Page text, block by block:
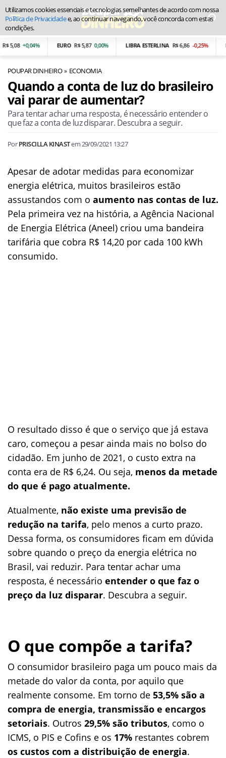
5,08 +0,04% EURO R$ 5,87 0,00% LIBRA ESTERLINA R$ 6,86 -0,25%
POUPAR DINHEIRO ECONOMIA
Quando a conta de luz do brasileiro
vai parar de aumentar?
Para tentar achar uma resposta, é necessário entender o
que faz a conta de luz disparar. Descubra a seguir.
PorPRISCILLA KINASTem29/09/2021 13:27
Apesar de adotar medidas para economizar
energia elétrica, muitos brasileiros estão
assustandos com o aumento nas contas de luz.
Pela primeira vez na história, a Agência Nacional
de Energia Elétrica (Aneel) criou uma bandeira
tarifária que cobra R$ 14,20 por cada 100 kWh
consumido.
O resultado disso é que o serviço que já estava
caro, começou a pesar ainda mais no bolso do
cidadão. Em junho de 2021, o custo extra na
conta era de R$ 6,24. Ou seja, menos da metade
do que é pago atualmente.
Atualmente, não existe uma previsão de
redução na tarifa, pelo menos a curto prazo.
Dessa forma, os consumidores ficam em dúvida
sobre quando o preço da energia elétrica no
Brasil, vai reduzir. Para tentar achar uma
resposta, é necessário entender o que faz o
preço da luz disparar. Descubra a seguir.
O que compõe a tarifa?
O consumidor brasileiro paga um pouco mais da
metade do valor da conta, por aquilo que
realmente consome. Em torno de 53,5% são a
compra de energia, transmissão e encargos
setoriais. Outros 29,5% são tributos, como o
ICMS, o PIS e Cofins e os 17% restantes cobrem
os custos com a distribuição de energia.
Utilizamos cookies essenciais e tecnologias semelhantes de acordo com nossa
Política de Privacidadee, ao continuar navegando, você concorda com estas
condições.